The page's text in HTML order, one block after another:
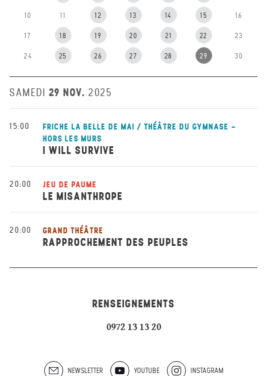
10 11 12 13 14 15 16
17 18 19 20 21 22 23
24 25 26 27 28 29 30
SAMEDI 29 NOV. 2025
15:00
FRICHE LA BELLE DE MAI / THÉÂTRE DU GYMNASE -
HORS LES MURS
I WILL SURVIVE
20:00 JEU DE PAUME
LE MISANTHROPE
20:00 GRAND THÉÂTRE
RAPPROCHEMENT DES PEUPLES
RENSEIGNEMENTS
0972 13 13 20
NEWSLETTER YOUTUBE INSTAGRAM